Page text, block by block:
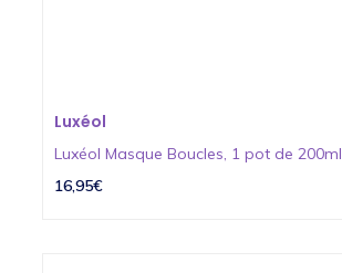
Luxéol
Luxéol Masque Boucles, 1 pot de 200ml
16,95€